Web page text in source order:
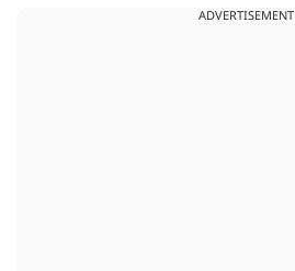
लीक रुकेगा या अभी भी कई चुनौतियां बाकी हैं?
ADVERTISEMENT